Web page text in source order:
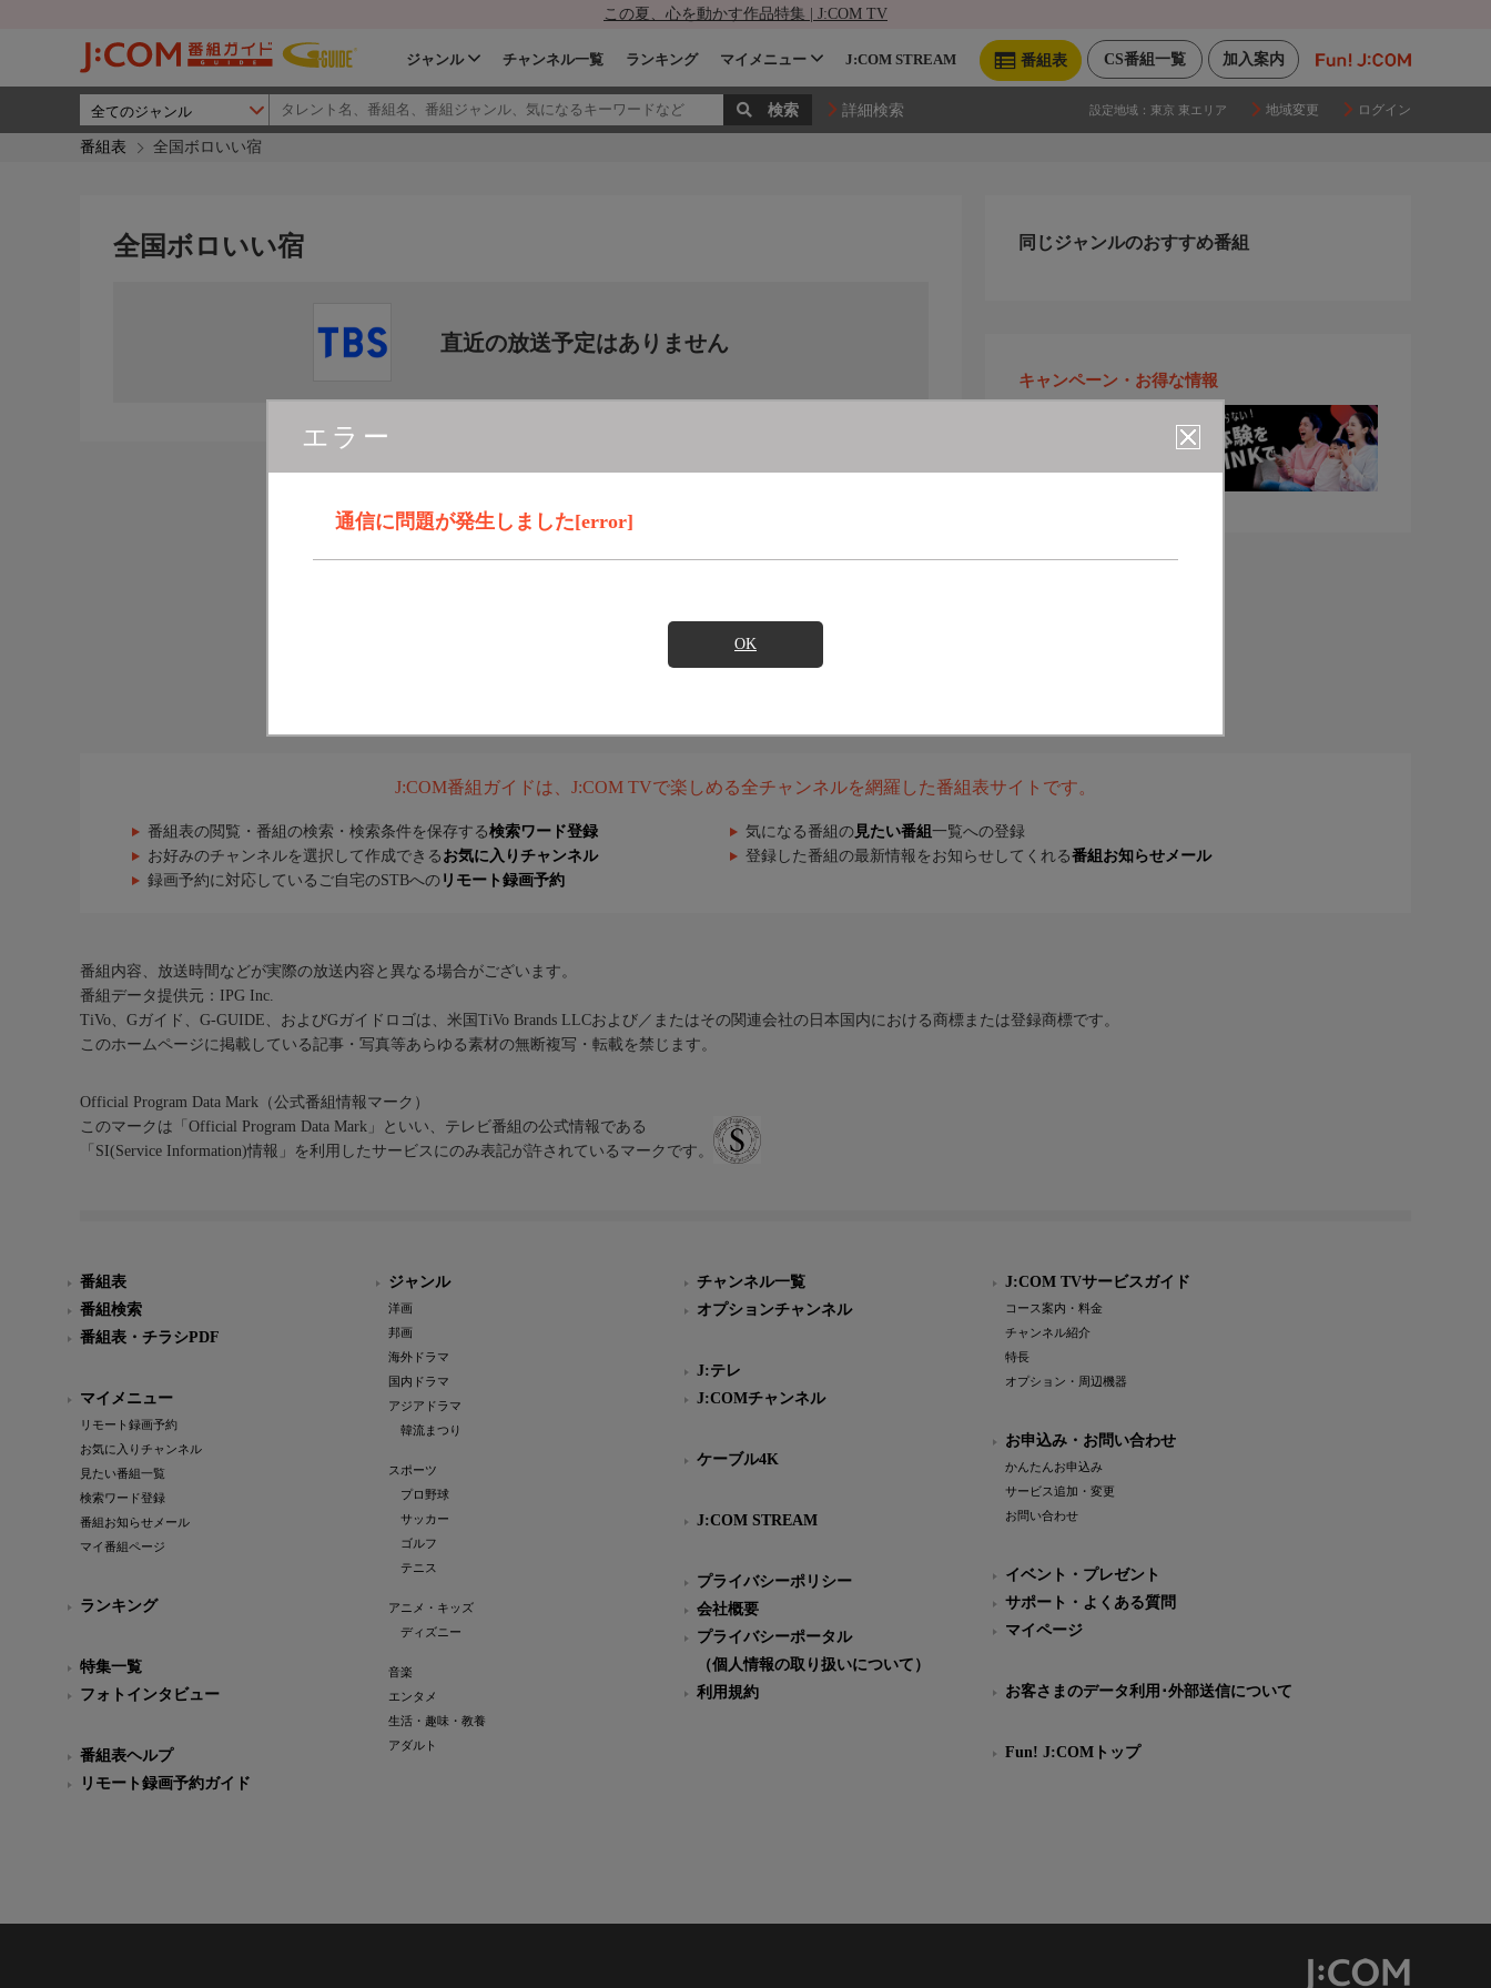
この夏、心を動かす作品特集 | J:COM TV
加入案内
CS番組一覧
番組表
ジャンル チャンネル一覧 ランキング マイメニュー J:COM STREAM
詳細検索 設定地域： 東京 東エリア 地域変更 ログイン
番組表 全国ボロいい宿
エラー
通信に問題が発生しました[error]
OK
全国ボロいい宿
直近の放送予定はありません
同じジャンルのおすすめ番組
キャンペーン・お得な情報
J:COM番組ガイドは、J:COM TVで楽しめる全チャンネルを網羅した番組表サイトです。
番組表の閲覧・番組の検索・検索条件を保存する検索ワード登録 気になる番組の 見たい番組 一覧への登録
お好みのチャンネルを選択して作成できる お気に入りチャンネル 登録した番組の最新情報をお知らせしてくれる番組お知らせメール
録画予約に対応しているご自宅のSTBへの リモート録画予約
番組内容、放送時間などが実際の放送内容と異なる場合がございます。
番組データ提供元：IPG Inc.
TiVo、Gガイド、G-GUIDE、およびGガイドロゴは、米国TiVo Brands LLCおよび／またはその関連会社の日本国内における商標または登録商標です。
このホームページに掲載している記事・写真等あらゆる素材の無断複写・転載を禁じます。
Official Program Data Mark（公式番組情報マーク）
このマークは「Official Program Data Mark」といい、テレビ番組の公式情報である
「SI(Service Information)情報」を利用したサービスにのみ表記が許されているマークです。
番組表
番組検索
番組表・チラシPDF
マイメニュー
リモート録画予約
お気に入りチャンネル
見たい番組一覧
検索ワード登録
番組お知らせメール
マイ番組ページ
ランキング
特集一覧
フォトインタビュー
番組表ヘルプ
リモート録画予約ガイド
ジャンル
洋画
邦画
海外ドラマ
国内ドラマ
アジアドラマ
韓流まつり
スポーツ
プロ野球
サッカー
ゴルフ
テニス
アニメ・キッズ
ディズニー
音楽
エンタメ
生活・趣味・教養
アダルト
チャンネル一覧
オプションチャンネル
J:テレ
J:COMチャンネル
ケーブル4K
J:COM STREAM
プライバシーポリシー
会社概要
プライバシーポータル
（個人情報の取り扱いについて）
利用規約
J:COM TVサービスガイド
コース案内・料金
チャンネル紹介
特長
オプション・周辺機器
お申込み・お問い合わせ
かんたんお申込み
サービス追加・変更
お問い合わせ
イベント・プレゼント
サポート・よくある質問
マイページ
お客さまのデータ利用･外部送信について
Fun! J:COMトップ